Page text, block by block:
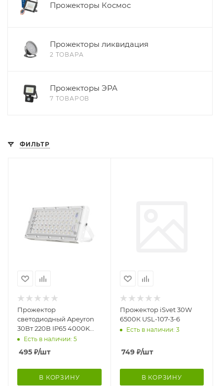
Прожекторы Космос
Прожекторы ликвидация
2 ТОВАРА
Прожекторы ЭРА
7 ТОВАРОВ
ФИЛЬТР
Прожектор
светодиодный Apeyron
30Вт 220В IP65 4000K
трансформер
Есть в наличии: 5
495 ₽/шт
В КОРЗИНУ
Прожектор iSvet 30W
6500К USL-107-3-6
Есть в наличии: 3
749₽/шт
В КОРЗИНУ